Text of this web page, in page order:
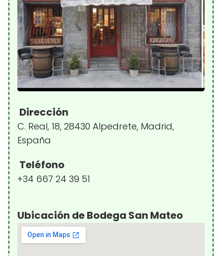
Dirección
C. Real, 18, 28430 Alpedrete, Madrid,
España
Teléfono
+34 667 24 39 51
Ubicación de Bodega San Mateo